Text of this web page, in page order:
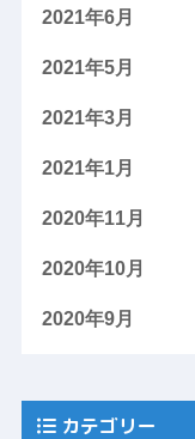
2021年6月
2021年5月
2021年3月
2021年1月
2020年11月
2020年10月
2020年9月
カテゴリー